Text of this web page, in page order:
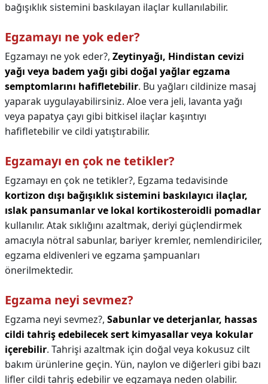
bağışıklık sistemini baskılayan ilaçlar kullanılabilir.
Egzamayı ne yok eder?
Egzamayı ne yok eder?, Zeytinyağı, Hindistan cevizi
yağı veya badem yağı gibi doğal yağlar egzama
semptomlarını hafifletebilir. Bu yağları cildinize masaj
yaparak uygulayabilirsiniz. Aloe vera jeli, lavanta yağı
veya papatya çayı gibi bitkisel ilaçlar kaşıntıyı
hafifletebilir ve cildi yatıştırabilir.
Egzamayı en çok ne tetikler?
Egzamayı en çok ne tetikler?, Egzama tedavisinde
kortizon dışı bağışıklık sistemini baskılayıcı ilaçlar,
ıslak pansumanlar ve lokal kortikosteroidli pomadlar
kullanılır. Atak sıklığını azaltmak, deriyi güçlendirmek
amacıyla nötral sabunlar, bariyer kremler, nemlendiriciler,
egzama eldivenleri ve egzama şampuanları
önerilmektedir.
Egzama neyi sevmez?
Egzama neyi sevmez?, Sabunlar ve deterjanlar, hassas
cildi tahriş edebilecek sert kimyasallar veya kokular
içerebilir. Tahrişi azaltmak için doğal veya kokusuz cilt
bakım ürünlerine geçin. Yün, naylon ve diğerleri gibi bazı
lifler cildi tahriş edebilir ve egzamaya neden olabilir.